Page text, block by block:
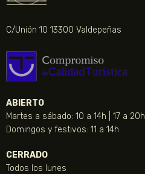
C/Unión 10 13300 Valdepeñas
ABIERTO
Martes a sábado: 10 a 14h | 17 a 20h
Domingos y festivos: 11 a 14h
CERRADO
Todos los lunes